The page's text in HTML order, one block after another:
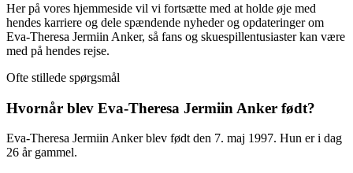
Her på vores hjemmeside vil vi fortsætte med at holde øje med
hendes karriere og dele spændende nyheder og opdateringer om
Eva-Theresa Jermiin Anker, så fans og skuespillentusiaster kan være
med på hendes rejse.
Ofte stillede spørgsmål
Hvornår blev Eva-Theresa Jermiin Anker født?
Eva-Theresa Jermiin Anker blev født den 7. maj 1997. Hun er i dag
26 år gammel.